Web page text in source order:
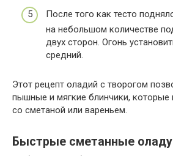
После того как тесто
на небольшом количестве
двух сторон. Огонь
средний.
Этот рецепт оладий с творогом
пышные и мягкие блинчики, которые
со сметаной или вареньем.
Быстрые сметанные